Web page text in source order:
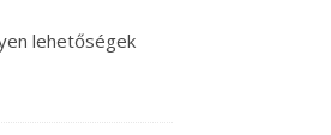
lehetőségek